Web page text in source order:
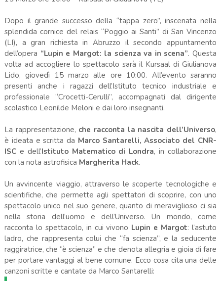
Dopo il grande successo della “tappa zero”, inscenata nella
splendida cornice del relais “Poggio ai Santi” di San Vincenzo
(LI), a gran richiesta in Abruzzo il secondo appuntamento
dell’opera “Lupin e Margot: la scienza va in scena”. Questa
volta ad accogliere lo spettacolo sarà il Kursaal di Giulianova
Lido, giovedì 15 marzo alle ore 10:00. All’evento saranno
presenti anche i ragazzi dell’Istituto tecnico industriale e
professionale “Crocetti-Cerulli”, accompagnati dal dirigente
scolastico Leonilde Meloni e dai loro insegnanti.
La rappresentazione, che racconta la nascita dell’Universo,
è ideata e scritta da Marco Santarelli, Associato del CNR-
ISCe dell’Istituto Matematico di Londra, in collaborazione
con la nota astrofisica Margherita Hack.
Un avvincente viaggio, attraverso le scoperte tecnologiche e
scientifiche, che permette agli spettatori di scoprire, con uno
spettacolo unico nel suo genere, quanto di meraviglioso ci sia
nella storia dell’uomo e dell’Universo. Un mondo, come
racconta lo spettacolo, in cui vivono Lupin e Margot: l’astuto
ladro, che rappresenta colui che “fa scienza”, e la seducente
raggiratrice, che “è scienza” e che denota allegria e gioia di fare
per portare vantaggi al bene comune. Ecco cosa cita una delle
canzoni scritte e cantate da Marco Santarelli: